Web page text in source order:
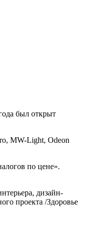
был открыт
MW-Light, Odeon
по цене».
дизайн-
проекта /Здоровье